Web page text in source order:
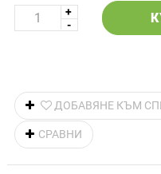
ДОБАВЯНЕ КЪМ
СРАВНИ